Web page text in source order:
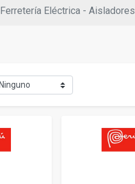
Ferretería Eléctrica - Aisladores